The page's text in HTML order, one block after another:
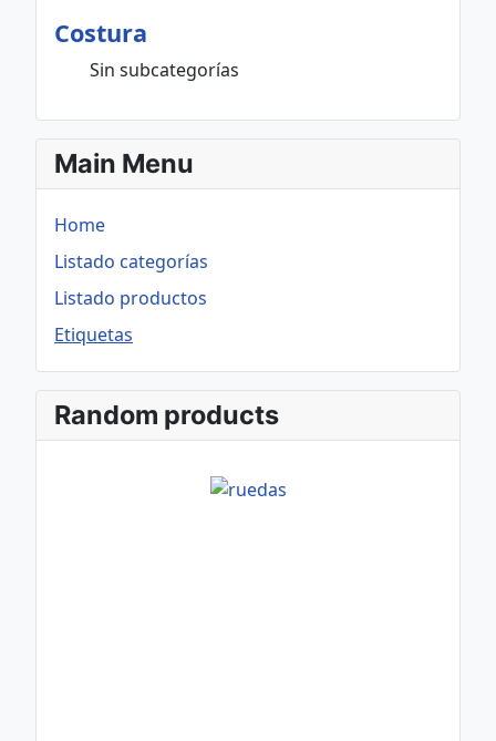
Costura
Sin subcategorías
Main Menu
Home
Listado categorías
Listado productos
Etiquetas
Random products